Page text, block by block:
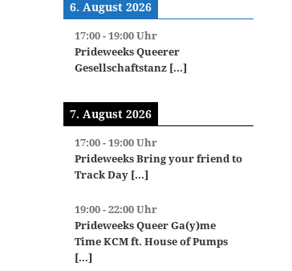
6. August 2026
17:00-19:00Uhr
Prideweeks Queerer
Gesellschaftstanz [...]
7. August 2026
17:00-19:00Uhr
Prideweeks Bring your friend to
Track Day [...]
19:00-22:00Uhr
Prideweeks Queer Ga(y)me
Time KCM ft. House of Pumps
[...]